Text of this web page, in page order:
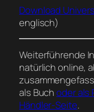
Download
englisch)
Weiterführende
natürlich online,
als Buchoder als
Händler-Seite.